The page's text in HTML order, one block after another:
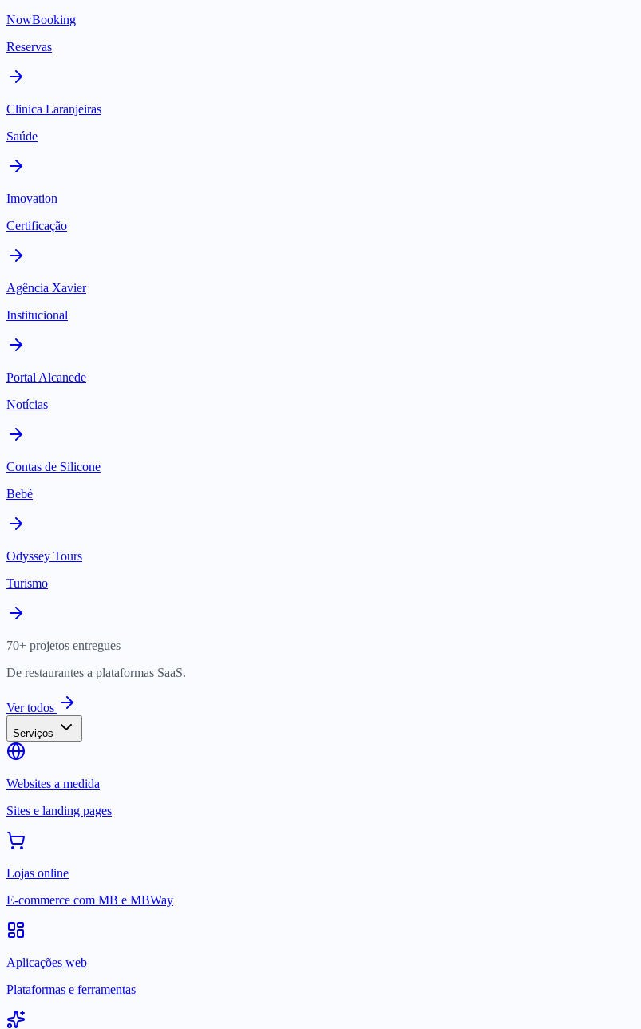
NowBooking
Reservas
Clinica Laranjeiras
Saúde
Imovation
Certificação
Agência Xavier
Institucional
Portal Alcanede
Notícias
Contas de Silicone
Bebé
Odyssey Tours
Turismo
70+ projetos entregues
De restaurantes a plataformas SaaS.
Ver todos
Serviços
Websites a medida
Sites e landing pages
Lojas online
E-commerce com MB e MBWay
Aplicações web
Plataformas e ferramentas